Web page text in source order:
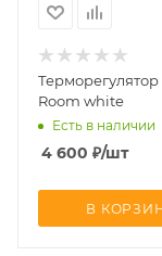
Терморегулятор
Room white
Есть в наличии
4 600 ₽/шт
В